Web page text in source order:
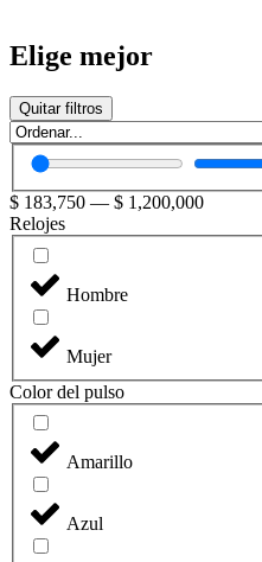
Elige mejor
Quitar filtros
$ 183,750 — $ 1,200,000
Relojes
Hombre
Mujer
Color del pulso
Amarillo
Azul